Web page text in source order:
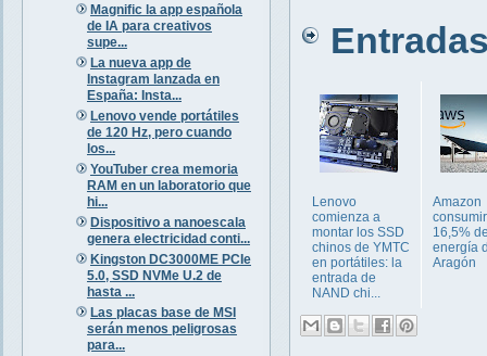
Magnific la app española
de IA para creativos
supe...
La nueva app de
Instagram lanzada en
España: Insta...
Lenovo vende portátiles
de 120 Hz, pero cuando
los...
YouTuber crea memoria
RAM en un laboratorio que
hi...
Dispositivo a nanoescala
genera electricidad conti...
Kingston DC3000ME PCIe
5.0, SSD NVMe U.2 de
hasta ...
Las placas base de MSI
serán menos peligrosas
para...
Entradas
Lenovo
comienza a
montar los SSD
chinos de YMTC
en portátiles: la
entrada de
NAND chi...
Amazon
16,5%
energía
Aragón